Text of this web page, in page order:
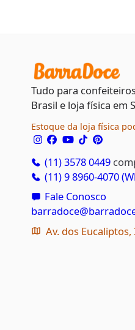
Tudo para
Brasil e loja física em
Estoque da loja física
(11) 3578 0449
(11) 9 8960-4070
Fale Conosco
Av. dos Eucaliptos,